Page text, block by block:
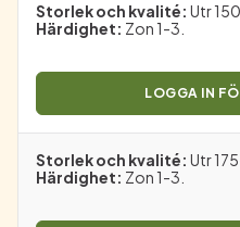
Storlek och kvalité: Utr
Härdighet: Zon 1-3.
LOGGA IN
Storlek och kvalité: Utr
Härdighet: Zon 1-3.